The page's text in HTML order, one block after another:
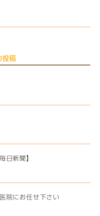
投稿
日新聞】
院にお任せ下さい